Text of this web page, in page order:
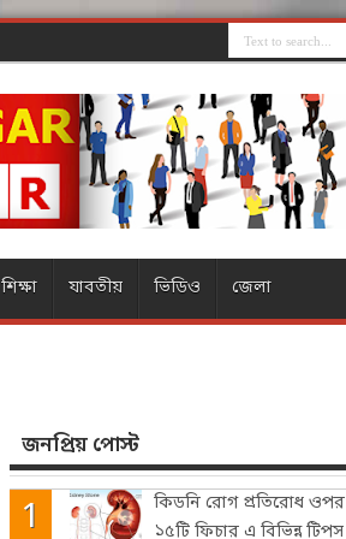
শিক্ষা যাবতীয় ভিডিও জেলা
জনপ্রিয় পোস্ট
কিডনি রোগ প্রতিরোধ ওপর
১৫টি ফিচার এ বিভিন্ন টিপস